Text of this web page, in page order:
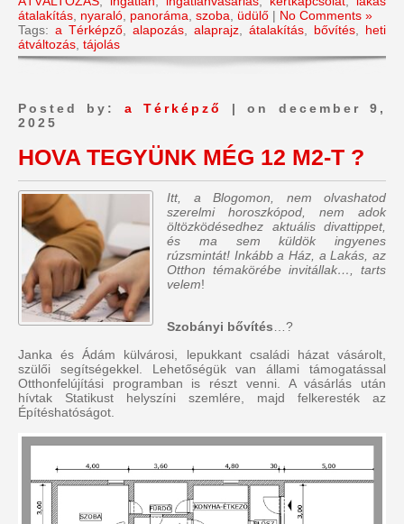
átalakítás nyaraló panoráma szoba üdülő | No Comments »
Tags: a Térképző alapozás alaprajz átalakítás bővítés
heti
átváltozás tájolás
Posted by: a Térképző
| on december 9,
2025
HOVA TEGYÜNK MÉG 12 M2-T ?
Itt, a Blogomon, nem olvashatod
szerelmi horoszkópod, nem adok
öltözködésedhez aktuális divattippet,
és ma sem küldök ingyenes
rúzsmintát! Inkább a Ház, a Lakás, az
Otthon témakörébe invitállak…, tarts
velem!
Szobányi bővítés …?
Janka és Ádám külvárosi, lepukkant családi házat vásárolt,
szülői segítségekkel. Lehetőségük van állami támogatással
Otthonfelújítási programban is részt venni. A vásárlás után
hívtak Statikust helyszíni szemlére, majd felkeresték az
Építéshatóságot.